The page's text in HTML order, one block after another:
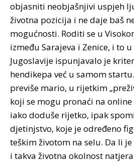
objasniti neobjašnjivi uspjeh
životna pozicija i ne daje baš
mogućnosti. Roditi se u
između Sarajeva i Zenice, i to
Jugoslavije ispunjavalo je
hendikepa već u samom
previše mario, u rijetkim
koji se mogu pronaći na
iako doduše rijetko, ipak
djetinjstvo, koje je određeno
teškim životom na selu. Da li
i takva životna okolnost